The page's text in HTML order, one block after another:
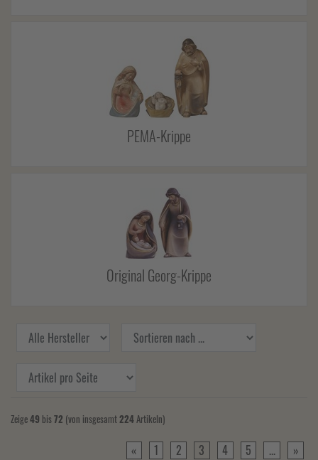
PEMA-Krippe
Original Georg-Krippe
Zeige49 bis72 (von insgesamt224Artikeln)
« 1 2 3 4 5 ... »